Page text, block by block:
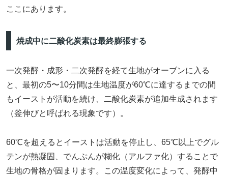
ここにあります。
焼成中に二酸化炭素は最終膨張する
一次発酵・成形・二次発酵を経て生地がオーブンに入る
と、最初の5〜10分間は生地温度が60℃に達するまでの間
もイーストが活動を続け、二酸化炭素が追加生成されます
（釜伸びと呼ばれる現象です）。
60℃を超えるとイーストは活動を停止し、65℃以上でグル
テンが熱凝固、でんぷんが糊化（アルファ化）することで
生地の骨格が固まります。この温度変化によって、発酵中